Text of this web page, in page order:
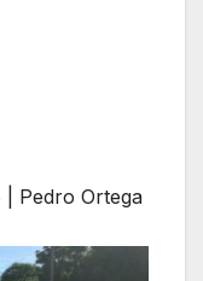
| Pedro Ortega